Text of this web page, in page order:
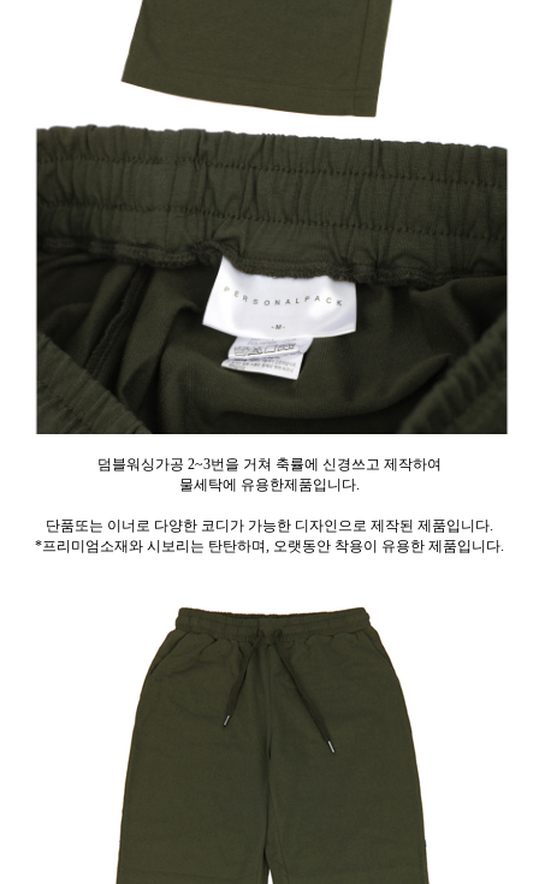
덤블워싱가공 2~3번을 거쳐 축률에 신경쓰고 제작하여
물세탁에 유용한제품입니다.
단품또는 이너로 다양한 코디가 가능한 디자인으로 제작된 제품입니다.
*프리미엄소재와 시보리는 탄탄하며, 오랫동안 착용이 유용한 제품입니다.